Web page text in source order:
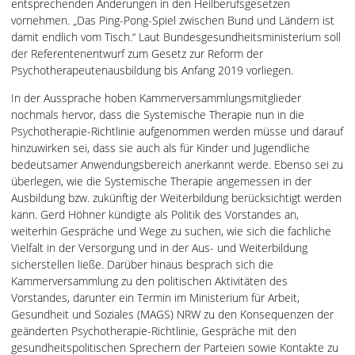
entsprechenden Änderungen in den Heilberufsgesetzen
vornehmen. „Das Ping-Pong-Spiel zwischen Bund und Ländern ist
damit endlich vom Tisch.“ Laut Bundesgesundheitsministerium soll
der Referentenentwurf zum Gesetz zur Reform der
Psychotherapeutenausbildung bis Anfang 2019 vorliegen.
In der Aussprache hoben Kammerversammlungsmitglieder
nochmals hervor, dass die Systemische Therapie nun in die
Psychotherapie-Richtlinie aufgenommen werden müsse und darauf
hinzuwirken sei, dass sie auch als für Kinder und Jugendliche
bedeutsamer Anwendungsbereich anerkannt werde. Ebenso sei zu
überlegen, wie die Systemische Therapie angemessen in der
Ausbildung bzw. zukünftig der Weiterbildung berücksichtigt werden
kann. Gerd Höhner kündigte als Politik des Vorstandes an,
weiterhin Gespräche und Wege zu suchen, wie sich die fachliche
Vielfalt in der Versorgung und in der Aus- und Weiterbildung
sicherstellen ließe. Darüber hinaus besprach sich die
Kammerversammlung zu den politischen Aktivitäten des
Vorstandes, darunter ein Termin im Ministerium für Arbeit,
Gesundheit und Soziales (MAGS) NRW zu den Konsequenzen der
geänderten Psychotherapie-Richtlinie, Gespräche mit den
gesundheitspolitischen Sprechern der Parteien sowie Kontakte zu